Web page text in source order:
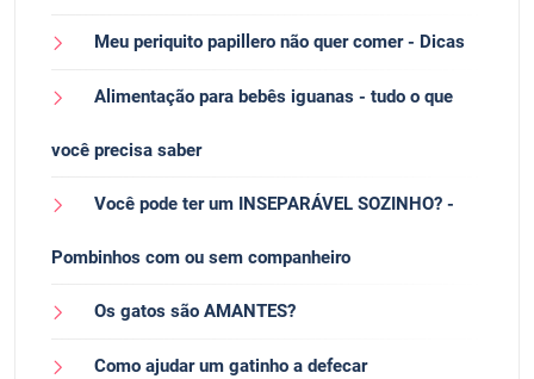
Meu periquito papillero não quer comer - Dicas
Alimentação para bebês iguanas - tudo o que
você precisa saber
Você pode ter um INSEPARÁVEL SOZINHO? -
Pombinhos com ou sem companheiro
Os gatos são AMANTES?
Como ajudar um gatinho a defecar